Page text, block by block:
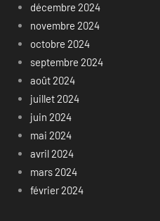
décembre 2024
novembre 2024
octobre 2024
septembre 2024
août 2024
juillet 2024
juin 2024
mai 2024
avril 2024
mars 2024
février 2024